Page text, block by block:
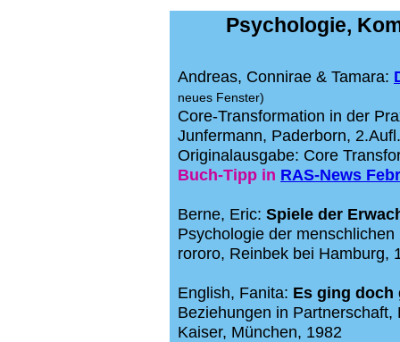
Psychologie,
Andreas, Connirae & Tamara:
neues Fenster)
Core-Transformation in der
Junfermann, Paderborn,
Originalausgabe: Core
Buch-Tipp in RAS-News
Berne, Eric: Spiele der
Psychologie der
rororo, Reinbek bei Hamburg,
English, Fanita: Es ging doch
Beziehungen in Partnerschaft,
Kaiser, München, 1982